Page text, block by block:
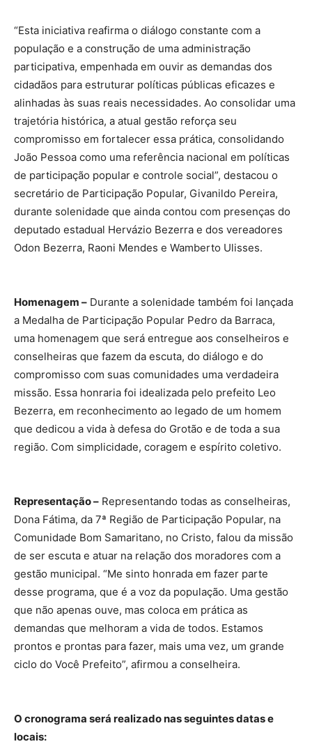
“Esta iniciativa reafirma o diálogo constante com a
população e a construção de uma administração
participativa, empenhada em ouvir as demandas dos
cidadãos para estruturar políticas públicas eficazes e
alinhadas às suas reais necessidades. Ao consolidar uma
trajetória histórica, a atual gestão reforça seu
compromisso em fortalecer essa prática, consolidando
João Pessoa como uma referência nacional em políticas
de participação popular e controle social”, destacou o
secretário de Participação Popular, Givanildo Pereira,
durante solenidade que ainda contou com presenças do
deputado estadual Hervázio Bezerra e dos vereadores
Odon Bezerra, Raoni Mendes e Wamberto Ulisses.
Homenagem – Durante a solenidade também foi lançada
a Medalha de Participação Popular Pedro da Barraca,
uma homenagem que será entregue aos conselheiros e
conselheiras que fazem da escuta, do diálogo e do
compromisso com suas comunidades uma verdadeira
missão. Essa honraria foi idealizada pelo prefeito Leo
Bezerra, em reconhecimento ao legado de um homem
que dedicou a vida à defesa do Grotão e de toda a sua
região. Com simplicidade, coragem e espírito coletivo.
Representação – Representando todas as conselheiras,
Dona Fátima, da 7ª Região de Participação Popular, na
Comunidade Bom Samaritano, no Cristo, falou da missão
de ser escuta e atuar na relação dos moradores com a
gestão municipal. “Me sinto honrada em fazer parte
desse programa, que é a voz da população. Uma gestão
que não apenas ouve, mas coloca em prática as
demandas que melhoram a vida de todos. Estamos
prontos e prontas para fazer, mais uma vez, um grande
ciclo do Você Prefeito”, afirmou a conselheira.
O cronograma será realizado nas seguintes datas e
locais: